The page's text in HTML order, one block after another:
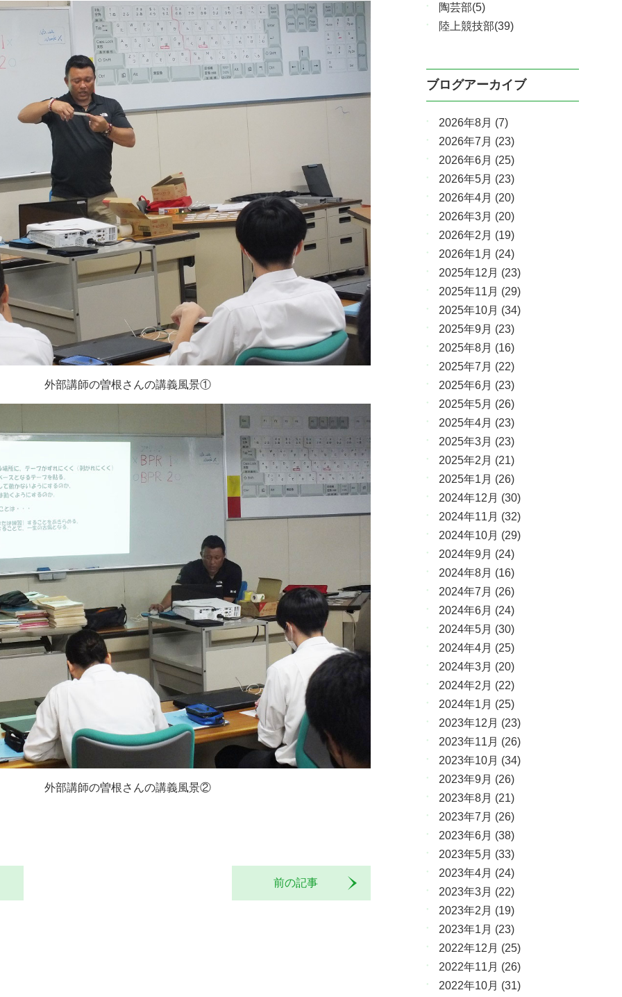
外部講師の曽根さんの講義風景①
外部講師の曽根さんの講義風景②
前の記事
陶芸部(5)
陸上競技部(39)
ブログアーカイブ
2026年8月 (7)
2026年7月 (23)
2026年6月 (25)
2026年5月 (23)
2026年4月 (20)
2026年3月 (20)
2026年2月 (19)
2026年1月 (24)
2025年12月 (23)
2025年11月 (29)
2025年10月 (34)
2025年9月 (23)
2025年8月 (16)
2025年7月 (22)
2025年6月 (23)
2025年5月 (26)
2025年4月 (23)
2025年3月 (23)
2025年2月 (21)
2025年1月 (26)
2024年12月 (30)
2024年11月 (32)
2024年10月 (29)
2024年9月 (24)
2024年8月 (16)
2024年7月 (26)
2024年6月 (24)
2024年5月 (30)
2024年4月 (25)
2024年3月 (20)
2024年2月 (22)
2024年1月 (25)
2023年12月 (23)
2023年11月 (26)
2023年10月 (34)
2023年9月 (26)
2023年8月 (21)
2023年7月 (26)
2023年6月 (38)
2023年5月 (33)
2023年4月 (24)
2023年3月 (22)
2023年2月 (19)
2023年1月 (23)
2022年12月 (25)
2022年11月 (26)
2022年10月 (31)